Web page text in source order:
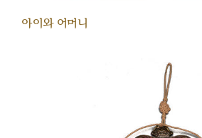
아이와 어머니